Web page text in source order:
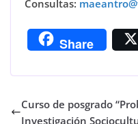
Consultas:
Share
Curso de posgrado
Investigación